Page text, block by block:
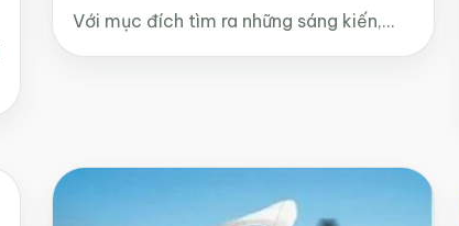
​Với mục đích tìm ra những sáng kiến,…